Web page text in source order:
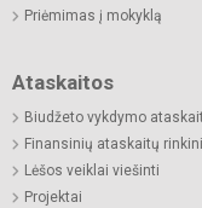
Priėmimas į mokyklą
Ataskaitos
Biudžeto vykdymo
Finansinių ataskaitų
Lėšos veiklai viešinti
Projektai